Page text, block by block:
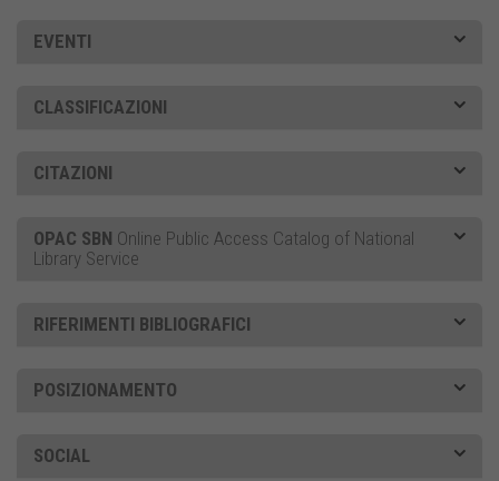
EVENTI
CLASSIFICAZIONI
CITAZIONI
OPAC SBN Online Public Access Catalog of National
Library Service
RIFERIMENTI BIBLIOGRAFICI
POSIZIONAMENTO
SOCIAL